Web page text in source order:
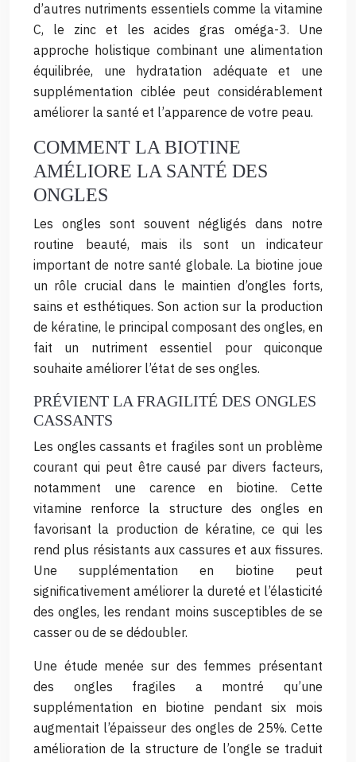
d’autres nutriments essentiels comme la vitamine
C, le zinc et les acides gras oméga-3. Une
approche holistique combinant une alimentation
équilibrée, une hydratation adéquate et une
supplémentation ciblée peut considérablement
améliorer la santé et l’apparence de votre peau.
COMMENT LA BIOTINE
AMÉLIORE LA SANTÉ DES
ONGLES
Les ongles sont souvent négligés dans notre
routine beauté, mais ils sont un indicateur
important de notre santé globale. La biotine joue
un rôle crucial dans le maintien d’ongles forts,
sains et esthétiques. Son action sur la production
de kératine, le principal composant des ongles, en
fait un nutriment essentiel pour quiconque
souhaite améliorer l’état de ses ongles.
PRÉVIENT LA FRAGILITÉ DES ONGLES
CASSANTS
Les ongles cassants et fragiles sont un problème
courant qui peut être causé par divers facteurs,
notamment une carence en biotine. Cette
vitamine renforce la structure des ongles en
favorisant la production de kératine, ce qui les
rend plus résistants aux cassures et aux fissures.
Une supplémentation en biotine peut
significativement améliorer la dureté et l’élasticité
des ongles, les rendant moins susceptibles de se
casser ou de se dédoubler.
Une étude menée sur des femmes présentant
des ongles fragiles a montré qu’une
supplémentation en biotine pendant six mois
augmentait l’épaisseur des ongles de 25%. Cette
amélioration de la structure de l’ongle se traduit